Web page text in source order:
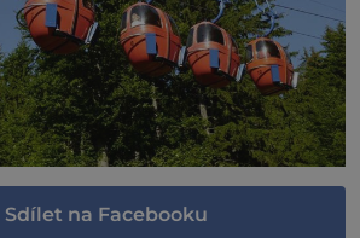
Sdílet na Facebooku